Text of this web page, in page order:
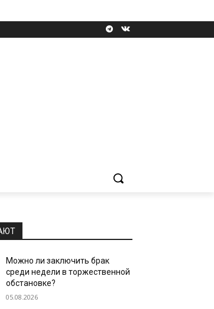
Можно ли заключить брак
среди недели в торжественной
обстановке?
05.08.2026